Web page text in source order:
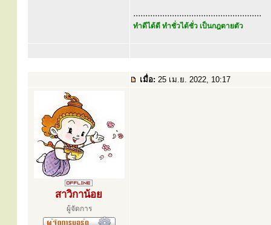
.....................................................
ทำดีได้ดี ทำชั่วได้ชั่ว เป็นกฎตายตัว
เมื่อ: 25 เม.ย. 2022, 10:17
สาวิกาน้อย
ผู้จัดการ